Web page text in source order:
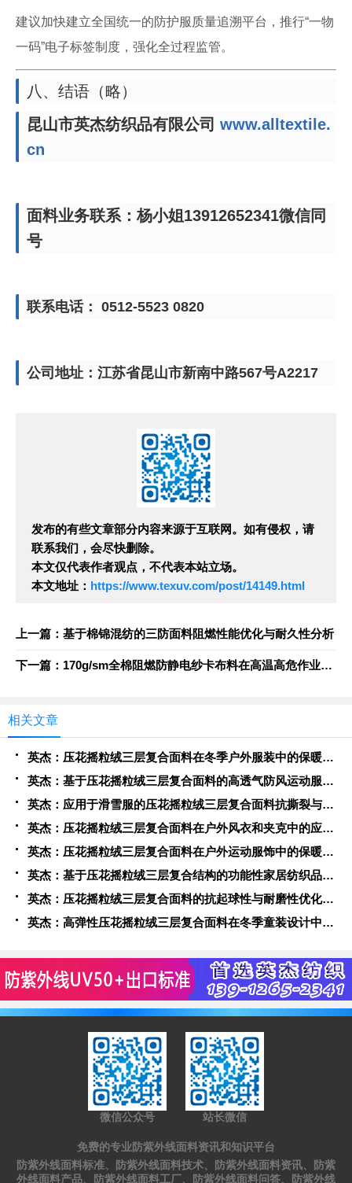
建议加快建立全国统一的防护服质量追溯平台，推行“一物
一码”电子标签制度，强化全过程监管。
八、结语（略）
昆山市英杰纺织品有限公司 www.alltextile.
cn
面料业务联系：杨小姐13912652341微信同
号
联系电话： 0512-5523 0820
公司地址：江苏省昆山市新南中路567号A2217
发布的有些文章部分内容来源于互联网。如有侵权，请
联系我们，会尽快删除。
本文仅代表作者观点，不代表本站立场。
本文地址： https://www.texuv.com/post/14149.html
上一篇：基于棉锦混纺的三防面料阻燃性能优化与耐久性分析
下一篇：170g/sm全棉阻燃防静电纱卡布料在高温高危作业环境下的热稳定与电安全表现
相关文章
英杰：压花摇粒绒三层复合面料在冬季户外服装中的保暖性能优化研究
英杰：基于压花摇粒绒三层复合面料的高透气防风运动服饰开发
英杰：应用于滑雪服的压花摇粒绒三层复合面料抗撕裂与耐磨性提升技术
英杰：压花摇粒绒三层复合面料在户外风衣和夹克中的应用与性能
英杰：压花摇粒绒三层复合面料在户外运动服饰中的保暖与透气性能研究
英杰：基于压花摇粒绒三层复合结构的功能性家居纺织品开发与应用
英杰：压花摇粒绒三层复合面料的抗起球性与耐磨性优化技术分析
英杰：高弹性压花摇粒绒三层复合面料在冬季童装设计中的应用实践
微信公众号 站长微信
免费的专业防紫外线面料资讯和知识平台
防紫外线面料标准、防紫外线面料技术、防紫外线面料资讯、防紫
外线面料产品、防紫外线面料工厂、防紫外线面料问答、防紫外线